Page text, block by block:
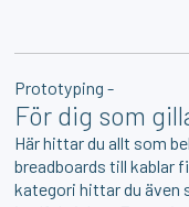
Prototyping -
För dig som
Här hittar du allt som
breadboards till kablar
kategori hittar du även